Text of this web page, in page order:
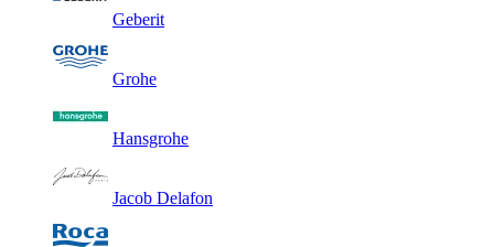
Geberit
Grohe
Hansgrohe
Jacob Delafon